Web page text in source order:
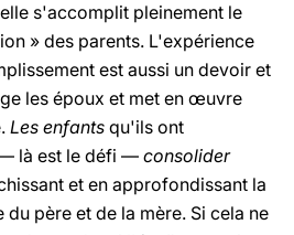
s'accomplit pleinement le
» des parents. L'expérience
est aussi un devoir et
les époux et met en œuvre
Les enfants qu'ils ont
là est le défi — consolider
et en approfondissant la
père et de la mère. Si cela ne